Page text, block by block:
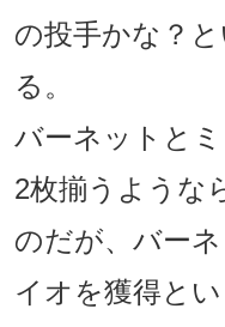
の投手かな？
る。
バーネットと
2枚揃うような
のだが、バー
イオを獲得と